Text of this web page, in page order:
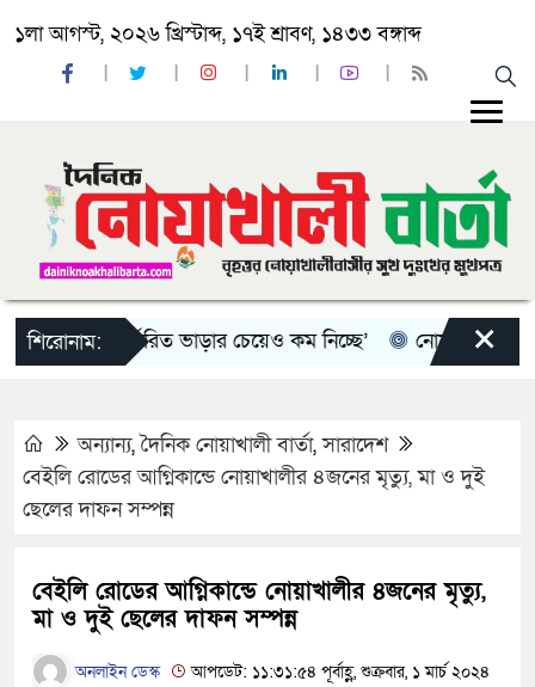
১লা আগস্ট, ২০২৬ খ্রিস্টাব্দ, ১৭ই শ্রাবণ, ১৪৩৩ বঙ্গাব্দ
শিরোনাম:
নির্ধারিত ভাড়ার চেয়েও কম নিচ্ছে’ নোয়াখালী কলেজে
×
অন্যান্য,দৈনিক নোয়াখালী বার্তা,সারাদেশ
বেইলি রোডের আগ্নিকান্ডে নোয়াখালীর ৪জনের মৃত্যু, মা ও দুই
ছেলের দাফন সম্পন্ন
বেইলি রোডের আগ্নিকান্ডে নোয়াখালীর ৪জনের মৃত্যু,
মা ও দুই ছেলের দাফন সম্পন্ন
অনলাইন ডেস্ক
আপডেট: ১১:৩১:৫৪ পূর্বাহ্ণ, শুক্রবার, ১ মার্চ ২০২৪